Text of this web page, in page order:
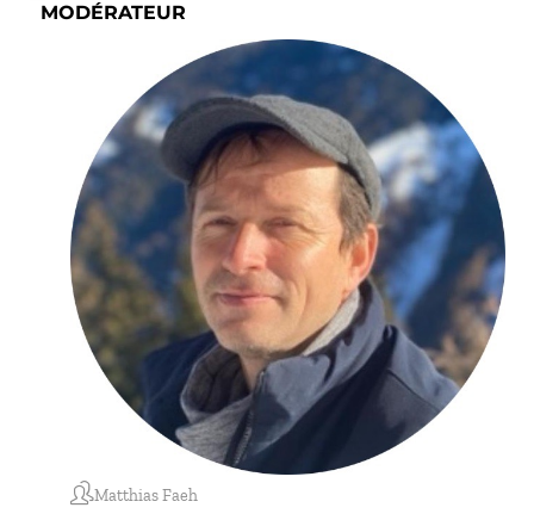
MODÉRATEUR
Matthias Faeh